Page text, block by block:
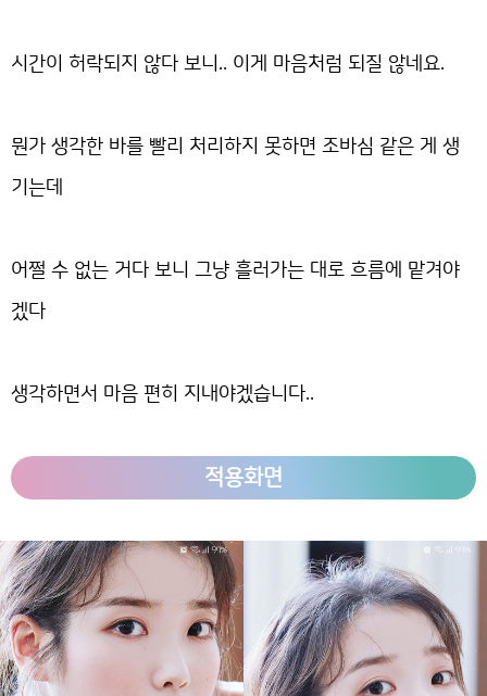
시간이 허락되지 않다 보니.. 이게 마음처럼 되질 않네요.
뭔가 생각한 바를 빨리 처리하지 못하면 조바심 같은 게 생
기는데
어쩔 수 없는 거다 보니 그냥 흘러가는 대로 흐름에 맡겨야
겠다
생각하면서 마음 편히 지내야겠습니다..
적용화면